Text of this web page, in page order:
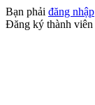
Bạn phải đăng nhập
Đăng ký thành viên